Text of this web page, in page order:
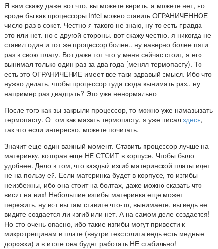
Я вам скажу даже вот что, вы можете верить, а можете нет, но
вроде бы как процессоры Intel можно ставить ОГРАНИЧЕННОЕ
число раз в сокет. Честно я такого не знаю, ну то есть правда
это или нет, но с другой стороны, вот скажу честно, я никогда не
ставил один и тот же процессор более.. ну наверно более пяти
раз в свою плату. Вот даже тот что у меня сейчас стоит, я его
вынимал только один раз за два года (менял термопасту). То
есть это ОГРАНИЧЕНИЕ имеет все таки здравый смысл. Ибо что
нужно делать, чтобы процессор туда сюда вынимать раз.. ну
например раз двадцать? Это уже ненормально
После того как вы закрыли процессор, то можно уже намазывать
термопасту. О том как мазать термопасту, я уже писал здесь,
так что если интересно, можете почитать.
Значит еще один важный момент. Ставить процессор лучше на
материнку, которая еще НЕ СТОИТ в корпусе. Чтобы было
удобнее. Дело в том, что каждый изгиб материнской платы идет
не на пользу ей. Если материнка будет в корпусе, то изгибы
неизбежны, ибо она стоит на болтах, даже можно сказать что
висит на них! Небольшие изгибы материнка еще может
пережить, ну вот вы там ставите что-то, вынимаете, вы ведь не
видите создается ли изгиб или нет. А на самом деле создается!
Но это очень опасно, ибо такие изгибы могут привести к
микротрещинам в плате (внутри текстолита ведь есть медные
дорожки) и в итоге она будет работать НЕ стабильно!